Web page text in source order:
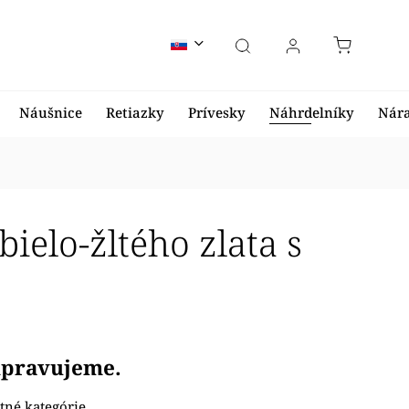
Náušnice Retiazky Prívesky Náhrdelníky
žltého zlata s